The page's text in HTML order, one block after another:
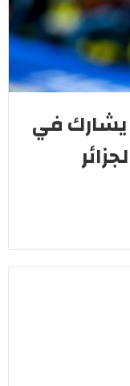
يشارك في